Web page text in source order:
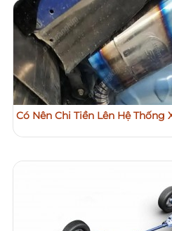
Có Nên Chi Tiền Lên Hệ Thống